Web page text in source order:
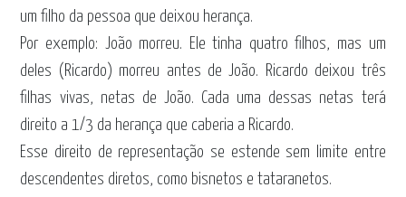
um filho da pessoa que deixou herança.
Por exemplo: João morreu. Ele tinha quatro filhos, mas um
deles (Ricardo) morreu antes de João. Ricardo deixou três
filhas vivas, netas de João. Cada uma dessas netas terá
direito a 1/3 da herança que caberia a Ricardo.
Esse direito de representação se estende sem limite entre
descendentes diretos, como bisnetos e tataranetos.